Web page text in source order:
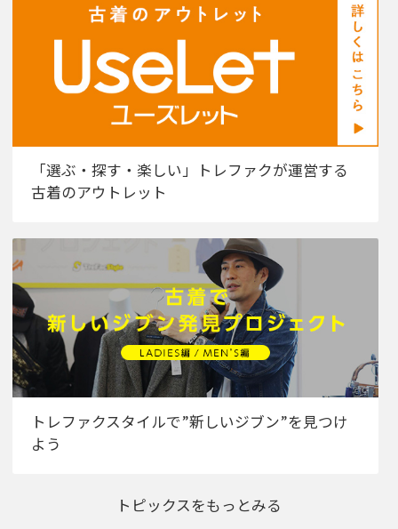
「選ぶ・探す・楽しい」トレファクが運営する
古着のアウトレット
トレファクスタイルで”新しいジブン”を見つけ
よう
トピックスをもっとみる